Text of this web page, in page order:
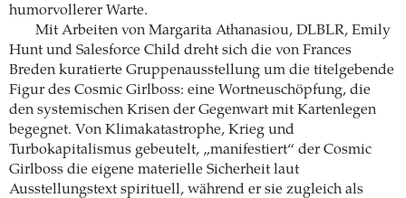
humorvollerer Warte.
Mit Arbeiten von Margarita Athanasiou, DLBLR, Emily
Hunt und Salesforce Child dreht sich die von Frances
Breden kuratierte Gruppenausstellung um die titelgebende
Figur des Cosmic Girlboss: eine Wortneuschöpfung, die
den systemischen Krisen der Gegenwart mit Kartenlegen
begegnet. Von Klimakatastrophe, Krieg und
Turbokapitalismus gebeutelt, „manifestiert“ der Cosmic
Girlboss die eigene materielle Sicherheit laut
Ausstellungstext spirituell, während er sie zugleich als